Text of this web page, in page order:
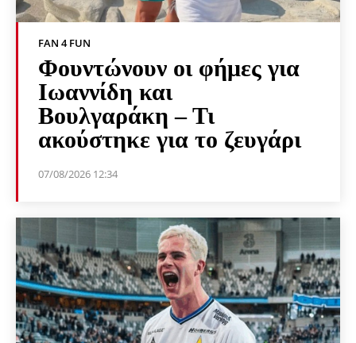
FAN 4 FUN
Φουντώνουν οι φήμες για
Ιωαννίδη και
Βουλγαράκη – Τι
ακούστηκε για το ζευγάρι
07/08/2026 12:34